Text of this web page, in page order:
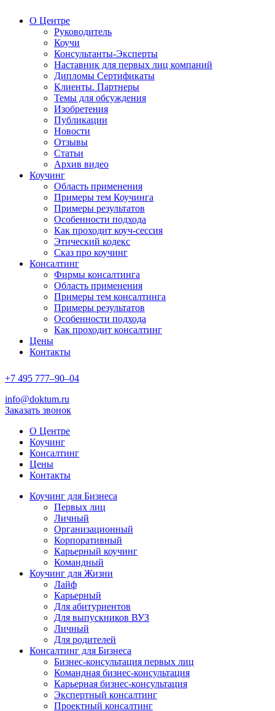
О Центре
Руководитель
Коучи
Консультанты-Эксперты
Наставник для первых лиц компаний
Дипломы Сертификаты
Клиенты. Партнеры
Темы для обсуждения
Изобретения
Публикации
Новости
Отзывы
Статьи
Архив видео
Коучинг
Область применения
Примеры тем Коучинга
Примеры результатов
Особенности подхода
Как проходит коуч-сессия
Этический кодекс
Сказ про коучинг
Консалтинг
Фирмы консалтинга
Область применения
Примеры тем консалтинга
Примеры результатов
Особенности подхода
Как проходит консалтинг
Цены
Контакты
+7 495 777–90–04
info@doktum.ru
Заказать звонок
О Центре
Коучинг
Консалтинг
Цены
Контакты
Коучинг для Бизнеса
Первых лиц
Личный
Организационный
Корпоративный
Карьерный коучинг
Командный
Коучинг для Жизни
Лайф
Карьерный
Для абитуриентов
Для выпускников ВУЗ
Личный
Для родителей
Консалтинг для Бизнеса
Бизнес-консультация первых лиц
Командная бизнес-консультация
Карьерная бизнес-консультация
Экспертный консалтинг
Проектный консалтинг